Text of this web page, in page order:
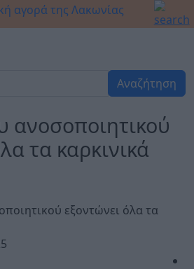
Αναζήτηση
ανοσοποιητικού
τα καρκινικά